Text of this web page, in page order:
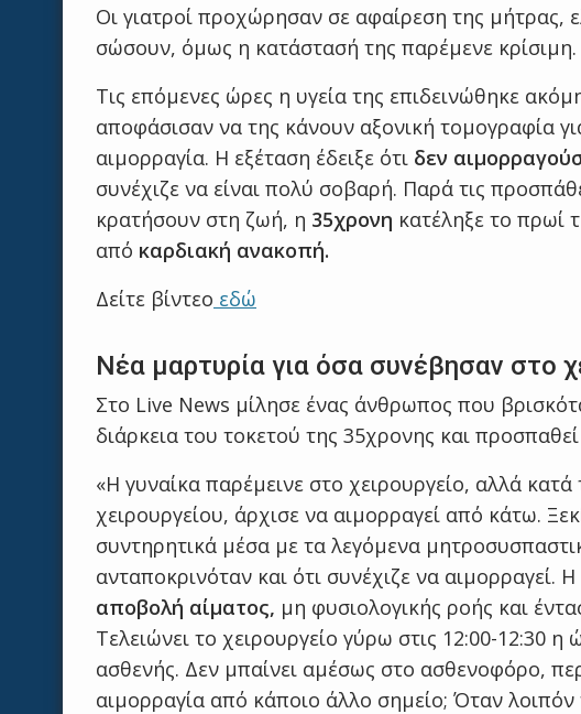
Οι γιατροί προχώρησαν σε αφαίρεση της μήτρας,
σώσουν, όμως η κατάστασή της παρέμενε κρίσιμη.
Τις επόμενες ώρες η υγεία της επιδεινώθηκε
αποφάσισαν να της κάνουν αξονική τομογραφία
αιμορραγία. Η εξέταση έδειξε ότι δεν
συνέχιζε να είναι πολύ σοβαρή. Παρά τις
κρατήσουν στη ζωή, η 35χρονη κατέληξε το πρωί
από καρδιακή ανακοπή.
Δείτε βίντεο εδώ
Νέα μαρτυρία για όσα συνέβησαν στο
Στο Live News μίλησε ένας άνθρωπος που
διάρκεια του τοκετού της 35χρονης και
«Η γυναίκα παρέμεινε στο χειρουργείο, αλλά
χειρουργείου, άρχισε να αιμορραγεί από κάτω.
συντηρητικά μέσα με τα λεγόμενα
ανταποκρινόταν και ότι συνέχιζε να αιμορραγεί. Η
αποβολή αίματος, μη φυσιολογικής ροής και
Τελειώνει το χειρουργείο γύρω στις 12:00-12:30
ασθενής. Δεν μπαίνει αμέσως στο ασθενοφόρο,
αιμορραγία από κάποιο άλλο σημείο; Όταν λοιπόν